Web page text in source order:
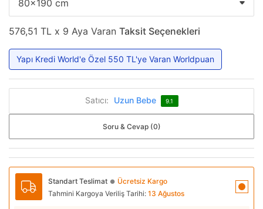
576,51 TL x 9 Aya Varan Taksit Seçenekleri
Yapı Kredi World'e Özel 550 TL'ye Varan Worldpuan
Satıcı: Uzun Bebe 9.1
Soru & Cevap (0)
Standart Teslimat ● Ücretsiz Kargo
Tahmini Kargoya Veriliş Tarihi: 13 Ağustos